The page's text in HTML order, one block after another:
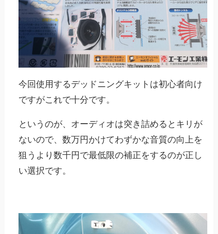
今回使用するデッドニングキットは初心者向け
ですがこれで十分です。
というのが、オーディオは突き詰めるとキリが
ないので、数万円かけてわずかな音質の向上を
狙うより数千円で最低限の補正をするのが正し
い選択です。